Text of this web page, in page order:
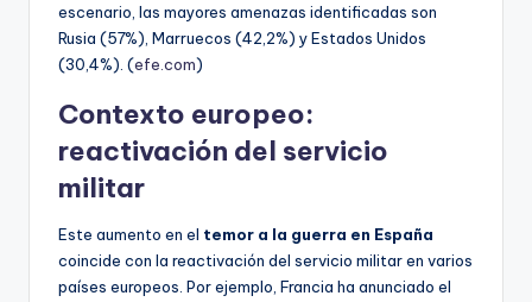
escenario, las mayores amenazas identificadas son
Rusia (57%), Marruecos (42,2%) y Estados Unidos
(30,4%). (efe.com)
Contexto europeo:
reactivación del servicio
militar
Este aumento en el temor a la guerra en España
coincide con la reactivación del servicio militar en varios
países europeos. Por ejemplo, Francia ha anunciado el